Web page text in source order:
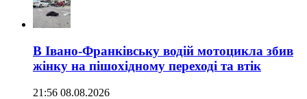
В Івано-Франківську водій мотоцикла збив
жінку на пішохідному переході та втік
21:56 08.08.2026